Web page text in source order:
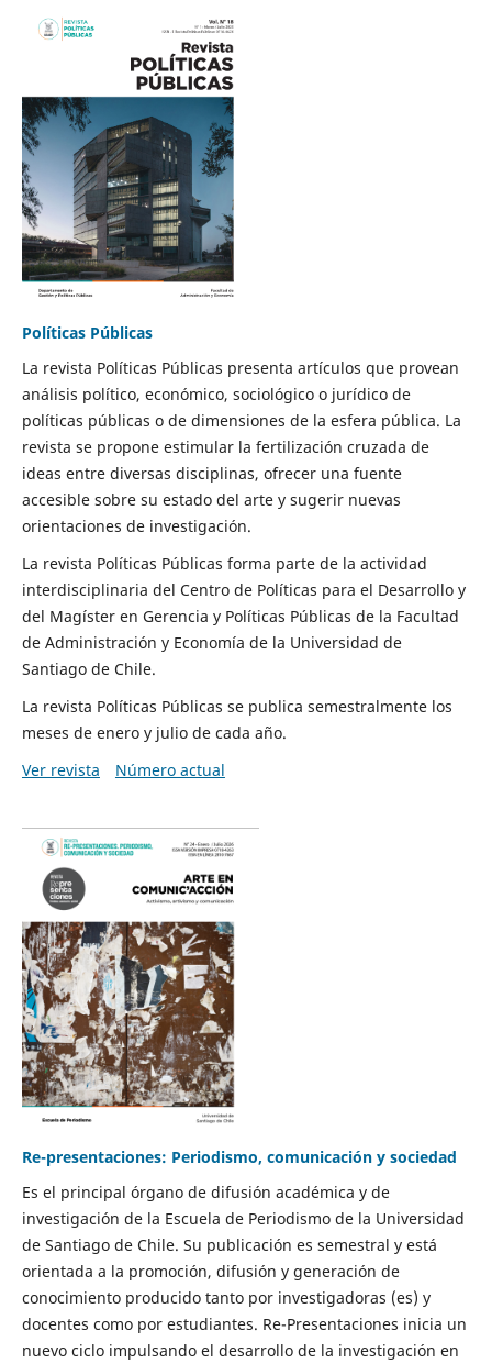
Políticas Públicas
La revista Políticas Públicas presenta artículos que provean
análisis político, económico, sociológico o jurídico de
políticas públicas o de dimensiones de la esfera pública. La
revista se propone estimular la fertilización cruzada de
ideas entre diversas disciplinas, ofrecer una fuente
accesible sobre su estado del arte y sugerir nuevas
orientaciones de investigación.
La revista Políticas Públicas forma parte de la actividad
interdisciplinaria del Centro de Políticas para el Desarrollo y
del Magíster en Gerencia y Políticas Públicas de la Facultad
de Administración y Economía de la Universidad de
Santiago de Chile.
La revista Políticas Públicas se publica semestralmente los
meses de enero y julio de cada año.
Ver revista
Número actual
Re-presentaciones: Periodismo, comunicación y sociedad
Es el principal órgano de difusión académica y de
investigación de la Escuela de Periodismo de la Universidad
de Santiago de Chile. Su publicación es semestral y está
orientada a la promoción, difusión y generación de
conocimiento producido tanto por investigadoras (es) y
docentes como por estudiantes. Re-Presentaciones inicia un
nuevo ciclo impulsando el desarrollo de la investigación en